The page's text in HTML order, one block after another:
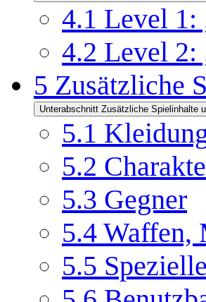
4.1 Level 1:
4.2 Level 2:
5 Zusätzliche
Unterabschnitt Zusätzliche Spielinhalte
5.1
5.2
5.3 Gegner
5.4 Waffen,
5.5